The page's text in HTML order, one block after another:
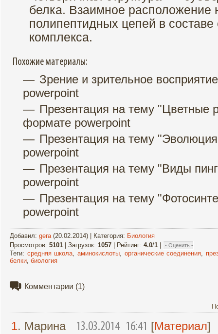
белка. Взаимное расположение
полипептидных цепей в составе
комплекса.
Похожие материалы:
Зрение и зрительное
powerpoint
Презентация на тему "Цветные
формате powerpoint
Презентация на тему
powerpoint
Презентация на тему "Виды
powerpoint
Презентация на тему
powerpoint
Добавил: gera (20.02.2014) | Категория: Биология
Просмотров: 5101 | Загрузок: 1057 | Рейтинг: 4.0/1 |
Теги: средняя школа ,аминокислоты органические соединения
белки биология
Комментарии (1)
1. Марина 13.03.2014 16:41 [Материал]